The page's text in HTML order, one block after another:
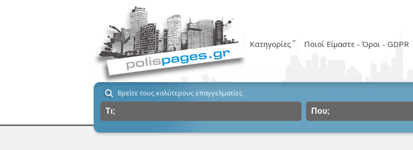
Κατηγορίες Ποιοί Είμαστε - Όροι - GDPR
Βρείτε τους καλύτερους επαγγελματίες